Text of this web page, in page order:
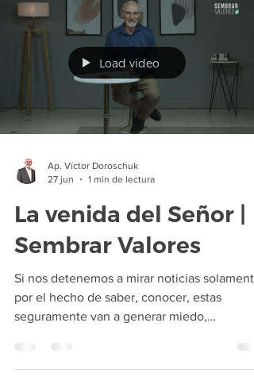
a la fuente, encontrar descanso real en
de la rutina y recuperar la fuerza necesaria
para vivir con propósito. ¡No permitas que el
cansancio te detenga, empieza ho
Load video
Ap. Víctor Doroschuk
27 jun
1 min de lectura
La venida del Señor |
Sembrar Valores
Si nos detenemos a mirar noticias solamente
por el hecho de saber, conocer, estas
seguramente van a generar miedo,
noticias muestran cuánta maldad tiene el ser
humano, cuánta mentira y cuánta hipocresía